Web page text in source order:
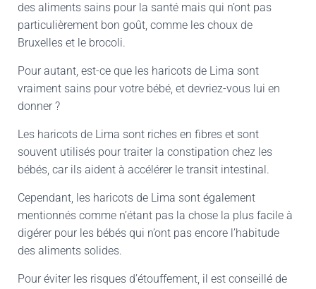
des aliments sains pour la santé mais qui n’ont pas
particulièrement bon goût, comme les choux de
Bruxelles et le brocoli.
Pour autant, est-ce que les haricots de Lima sont
vraiment sains pour votre bébé, et devriez-vous lui en
donner ?
Les haricots de Lima sont riches en fibres et sont
souvent utilisés pour traiter la constipation chez les
bébés, car ils aident à accélérer le transit intestinal.
Cependant, les haricots de Lima sont également
mentionnés comme n’étant pas la chose la plus facile à
digérer pour les bébés qui n’ont pas encore l’habitude
des aliments solides.
Pour éviter les risques d’étouffement, il est conseillé de